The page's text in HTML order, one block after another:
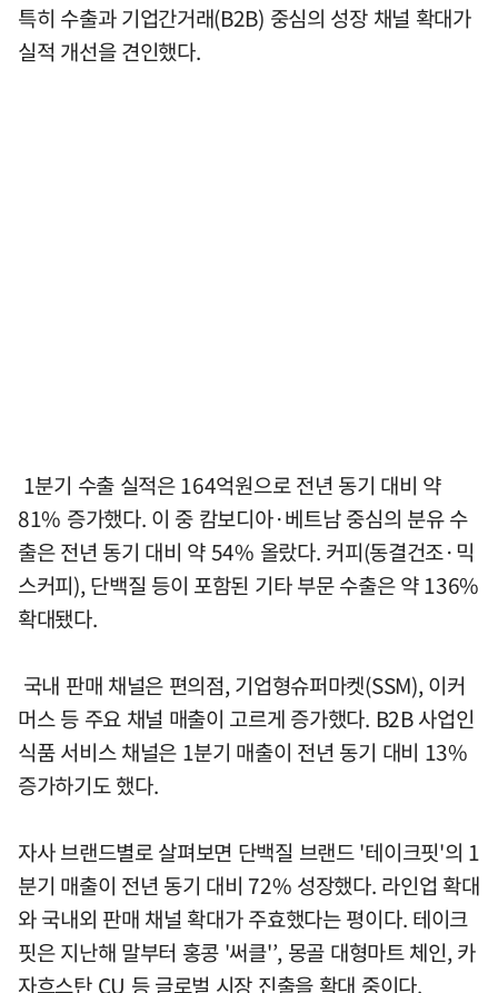
특히 수출과 기업간거래(B2B) 중심의 성장 채널 확대가
실적 개선을 견인했다.
1분기 수출 실적은 164억원으로 전년 동기 대비 약
81% 증가했다. 이 중 캄보디아·베트남 중심의 분유 수
출은 전년 동기 대비 약 54% 올랐다. 커피(동결건조·믹
스커피), 단백질 등이 포함된 기타 부문 수출은 약 136%
확대됐다.
국내 판매 채널은 편의점, 기업형슈퍼마켓(SSM), 이커
머스 등 주요 채널 매출이 고르게 증가했다. B2B 사업인
식품 서비스 채널은 1분기 매출이 전년 동기 대비 13%
증가하기도 했다.
자사 브랜드별로 살펴보면 단백질 브랜드 '테이크핏'의 1
분기 매출이 전년 동기 대비 72% 성장했다. 라인업 확대
와 국내외 판매 채널 확대가 주효했다는 평이다. 테이크
핏은 지난해 말부터 홍콩 '써클'’, 몽골 대형마트 체인, 카
자흐스탄 CU 등 글로벌 시장 진출을 확대 중이다.